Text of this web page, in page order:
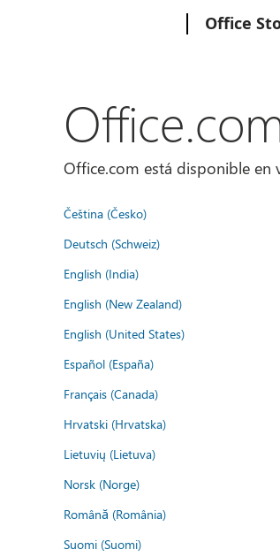
Office
Office.com está disponible en
Čeština (Česko)
Deutsch (Schweiz)
English (India)
English (New Zealand)
English (United States)
Español (España)
Français (Canada)
Hrvatski (Hrvatska)
Lietuvių (Lietuva)
Norsk (Norge)
Română (România)
Suomi (Suomi)